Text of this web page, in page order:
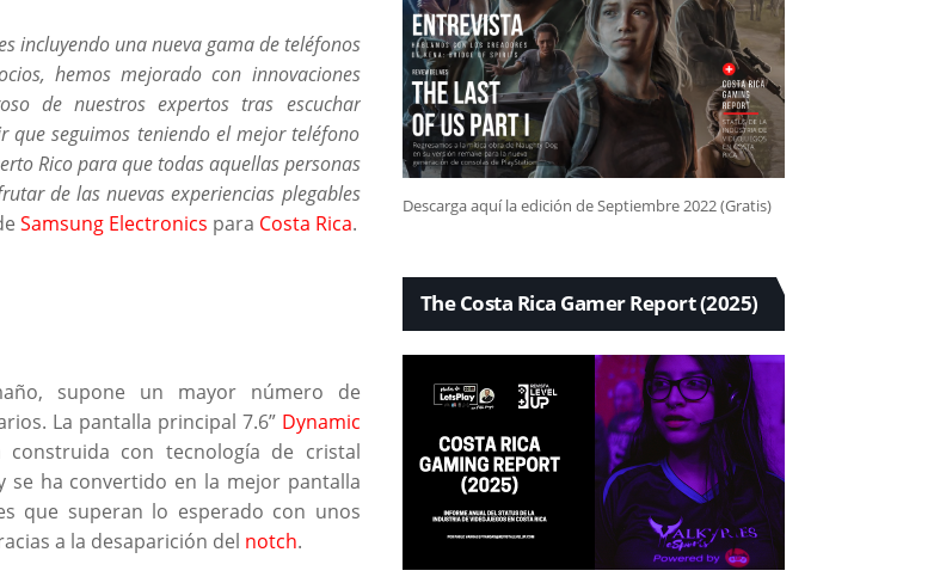
incluyendo una nueva gama de teléfonos
hemos mejorado con innovaciones
de nuestros expertos tras escuchar
que seguimos teniendo el mejor teléfono
Rico para que todas aquellas personas
de las nuevas experiencias plegables
Samsung Electronics para Costa Rica.
supone un mayor número de
La pantalla principal 7.6” Dynamic
con tecnología de cristal
se ha convertido en la mejor pantalla
que superan lo esperado con unos
a la desaparición del notch.
Descarga aquí la edición de Septiembre 2022 (Gratis)
The Costa Rica Gamer Report (2025)